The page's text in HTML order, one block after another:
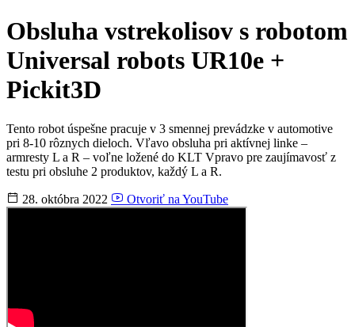
Obsluha vstrekolisov s robotom
Universal robots UR10e +
Pickit3D
Tento robot úspešne pracuje v 3 smennej prevádzke v automotive
pri 8-10 rôznych dieloch. Vľavo obsluha pri aktívnej linke –
armresty L a R – voľne ložené do KLT Vpravo pre zaujímavosť z
testu pri obsluhe 2 produktov, každý L a R.
28. októbra 2022 Otvoriť na YouTube